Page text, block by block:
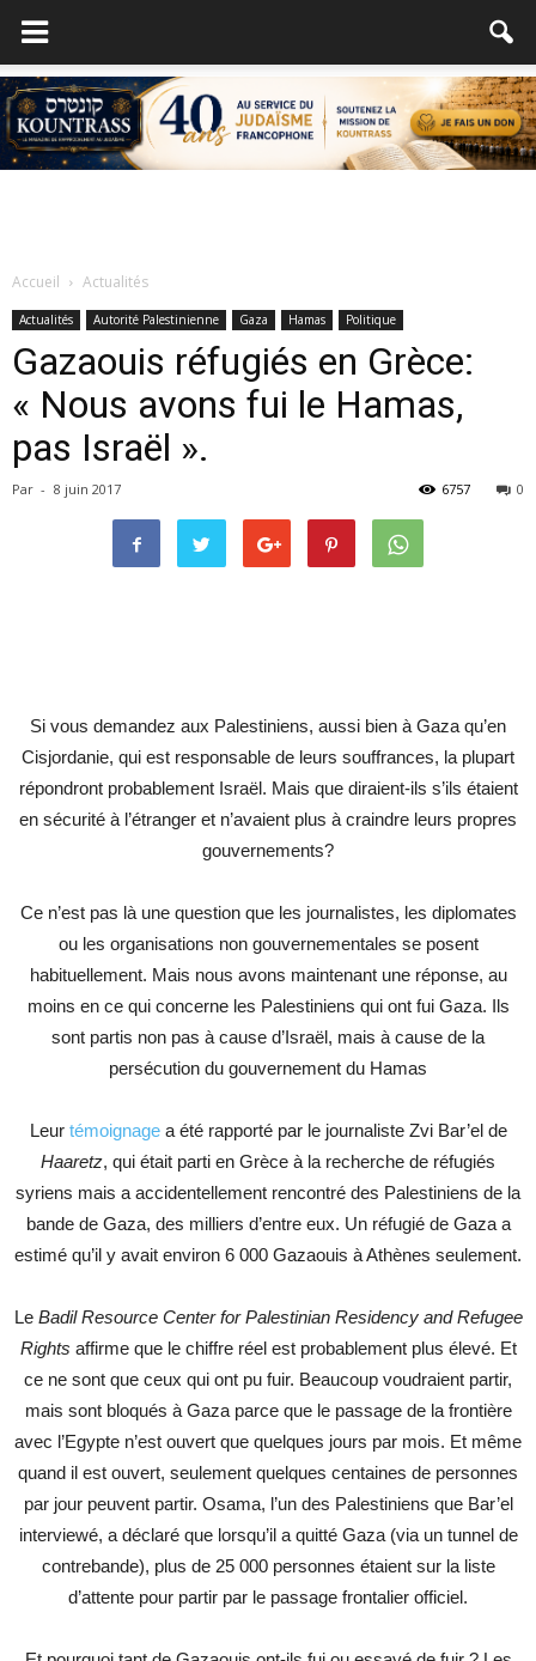
Accueil Actualités
Actualités Autorité Palestinienne Gaza Hamas Politique
Gazaouis réfugiés en Grèce:
« Nous avons fui le Hamas,
pas Israël ».
Par - 8 juin 2017 0
6757
Si vous demandez aux Palestiniens, aussi bien à Gaza qu’en
Cisjordanie, qui est responsable de leurs souffrances, la plupart
répondront probablement Israël. Mais que diraient-ils s’ils étaient
en sécurité à l’étranger et n’avaient plus à craindre leurs propres
gouvernements?
Ce n’est pas là une question que les journalistes, les diplomates
ou les organisations non gouvernementales se posent
habituellement. Mais nous avons maintenant une réponse, au
moins en ce qui concerne les Palestiniens qui ont fui Gaza. Ils
sont partis non pas à cause d’Israël, mais à cause de la
persécution du gouvernement du Hamas
Leur témoignagea été rapporté par le journaliste Zvi Bar’el de
Haaretz, qui était parti en Grèce à la recherche de réfugiés
syriens mais a accidentellement rencontré des Palestiniens de la
bande de Gaza, des milliers d’entre eux. Un réfugié de Gaza a
estimé qu’il y avait environ 6 000 Gazaouis à Athènes seulement.
Le Badil Resource Center for Palestinian Residency and Refugee
Rights affirme que le chiffre réel est probablement plus élevé. Et
ce ne sont que ceux qui ont pu fuir. Beaucoup voudraient partir,
mais sont bloqués à Gaza parce que le passage de la frontière
avec l’Egypte n’est ouvert que quelques jours par mois. Et même
quand il est ouvert, seulement quelques centaines de personnes
par jour peuvent partir. Osama, l’un des Palestiniens que Bar’el
interviewé, a déclaré que lorsqu’il a quitté Gaza (via un tunnel de
contrebande), plus de 25 000 personnes étaient sur la liste
d’attente pour partir par le passage frontalier officiel.